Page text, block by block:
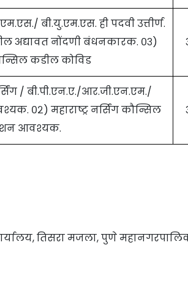
बी.यु.एम.एस. ही पदवी उत्तीर्ण.
अद्यावत नोंदणी बंधनकारक. ०३)
कडील कोविड
/ बी.पी.एन.ए./आर.जी.एन.एम./
०२) महाराष्ट्र नर्सिंग कौन्सिल
आवश्यक.
तिसरा मजला, पुणे